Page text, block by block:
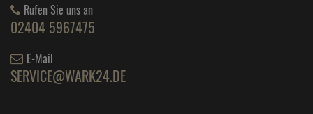
Rufen Sie uns an
02404 5967475
E-Mail
SERVICE@WARK24.DE